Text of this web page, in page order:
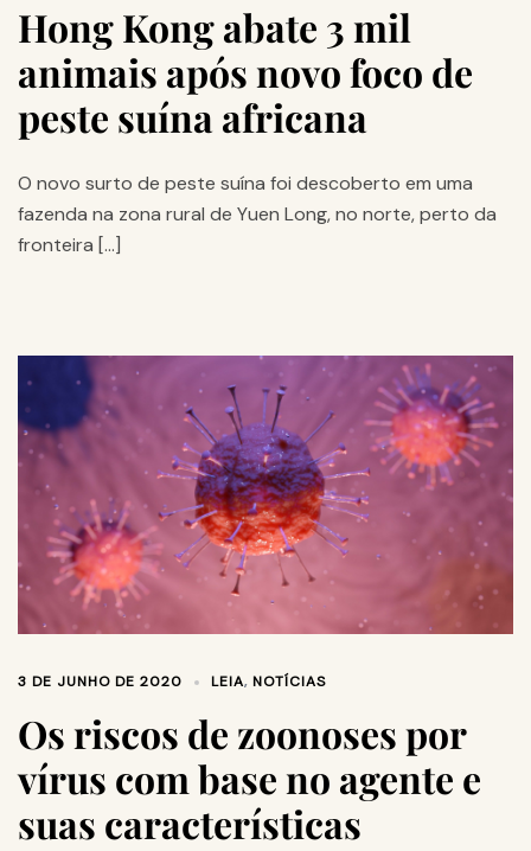
Hong Kong abate 3 mil
animais após novo foco de
peste suína africana
O novo surto de peste suína foi descoberto em uma
fazenda na zona rural de Yuen Long, no norte, perto da
fronteira […]
3 DE JUNHO DE 2020 LEIA, NOTÍCIAS
Os riscos de zoonoses por
vírus com base no agente e
suas características